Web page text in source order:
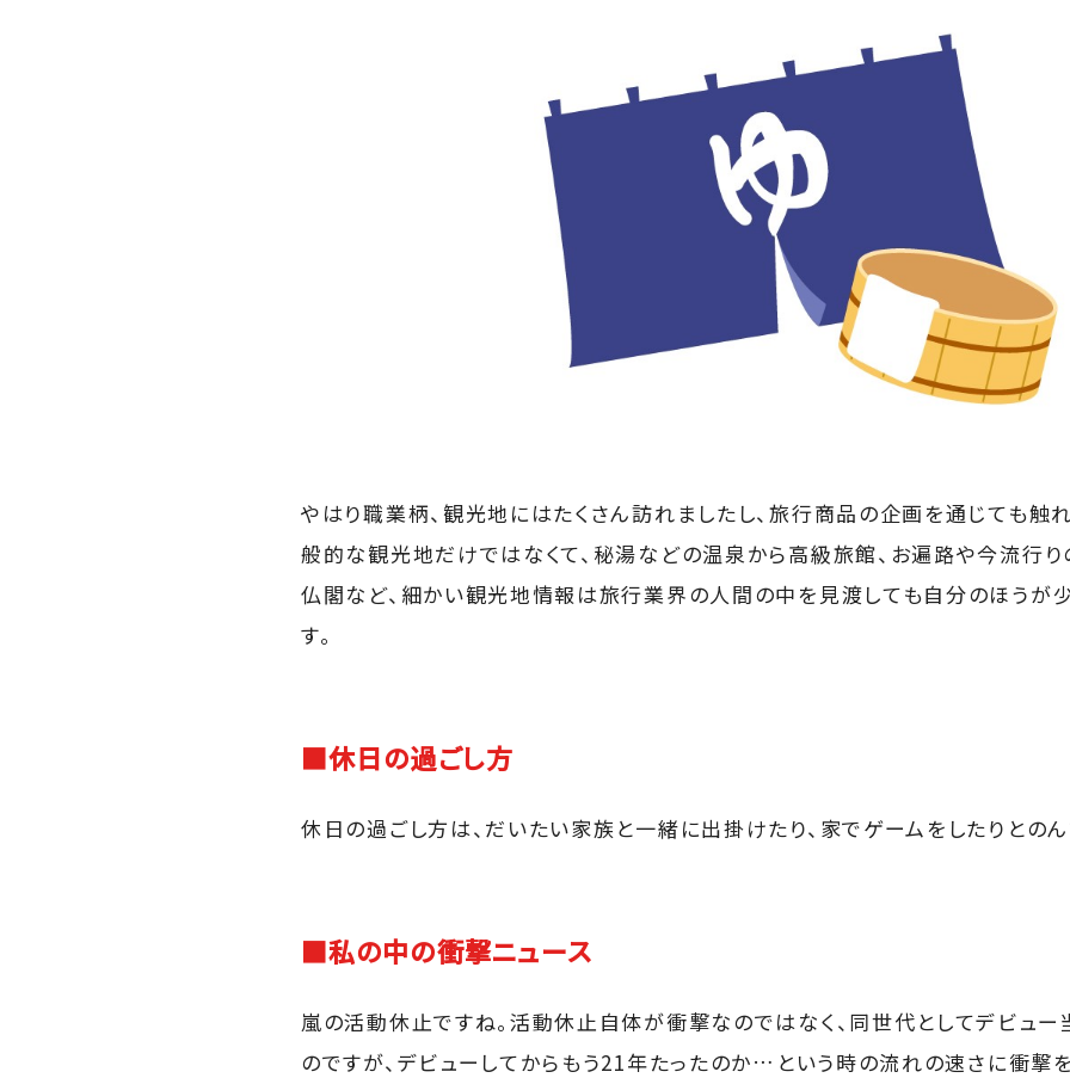
やはり職業柄、観光地にはたくさん訪れましたし、旅行商品の企画を通じても触
般的な観光地だけではなくて、秘湯などの温泉から高級旅館、お遍路や今流行
仏閣など、細かい観光地情報は旅行業界の人間の中を見渡しても自分のほうが
す。
■休日の過ごし方
休日の過ごし方は、だいたい家族と一緒に出掛けたり、家でゲームをしたりとのん
■私の中の衝撃ニュース
嵐の活動休止ですね。活動休止自体が衝撃なのではなく、同世代としてデビュ
のですが、デビューしてからもう21年たったのか…という時の流れの速さに衝撃を